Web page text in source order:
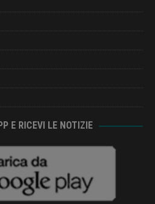
E RICEVI LE NOTIZIE